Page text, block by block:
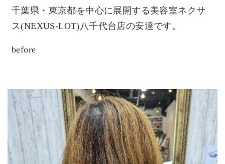
千葉県・東京都を中心に展開する美容室ネクサ
ス(NEXUS-LOT)八千代台店の安達です。
before